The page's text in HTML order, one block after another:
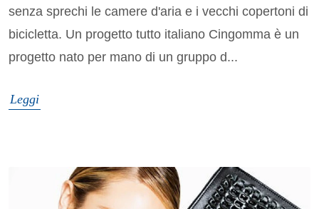
senza sprechi le camere d'aria e i vecchi copertoni di
bicicletta. Un progetto tutto italiano Cingomma è un
progetto nato per mano di un gruppo d...
Leggi